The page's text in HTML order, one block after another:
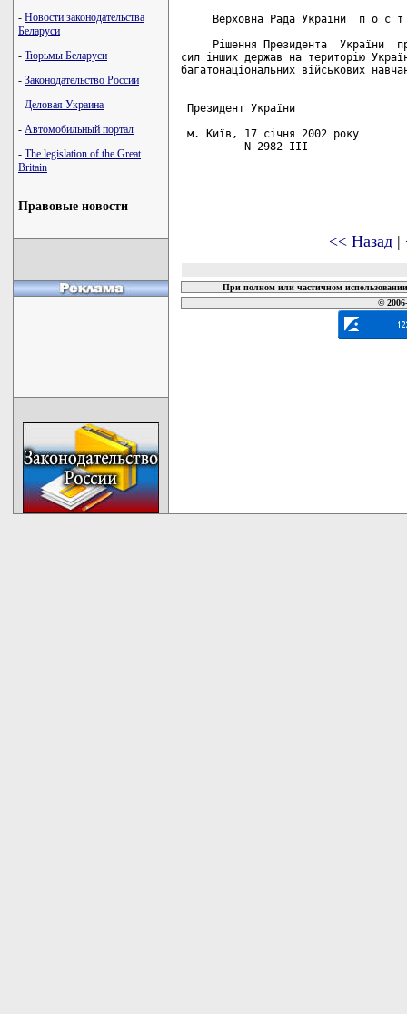
- Новости законодательства
Беларуси
- Тюрьмы Беларуси
- Законодательство России
- Деловая Украина
- Автомобильный портал
- The legislation of the Great
Britain
Правовые новости
Верховна Рада України  п о с
Рішення Президента  України
сил інших держав на територію
багатонаціональних військових
Президент України
м. Київ, 17 січня 2002 року
          N 2982-III
<< Назад |
При полном или частичном
©